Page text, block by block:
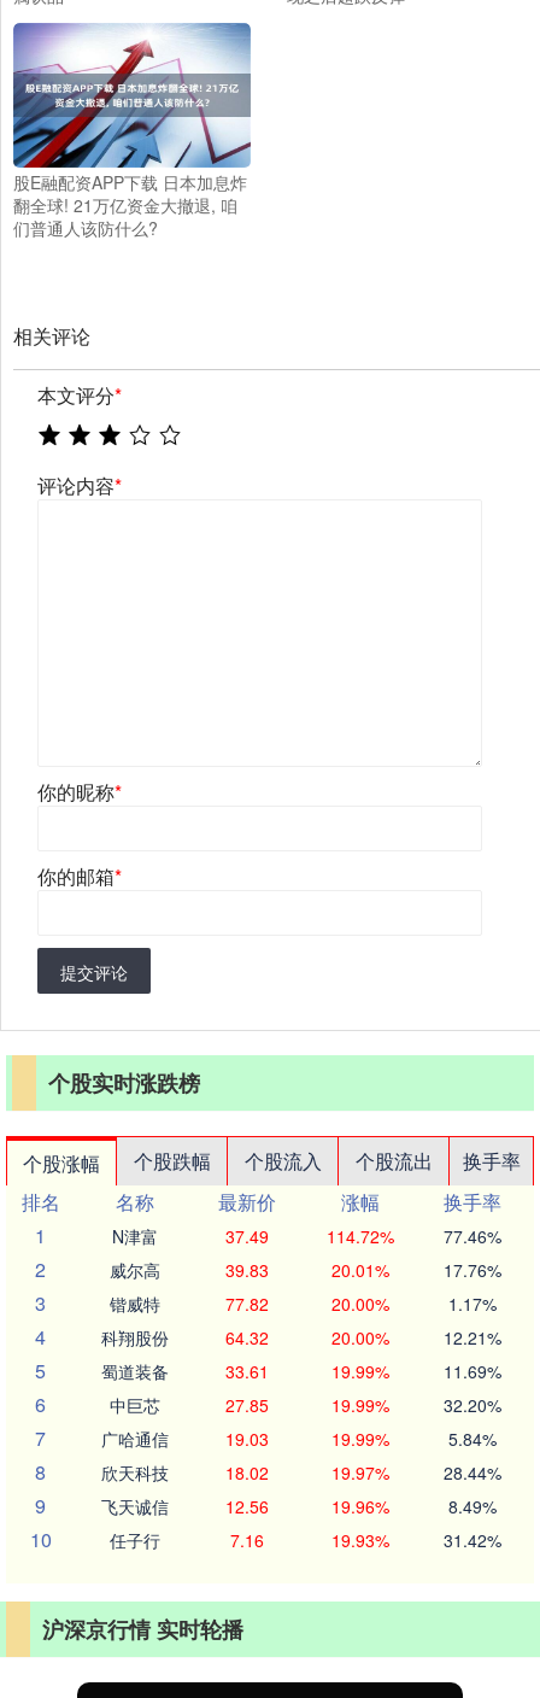
股E融配资APP下载 日本加息炸
翻全球! 21万亿资金大撤退, 咱
们普通人该防什么?
相关评论
本文评分*
评论内容*
你的昵称*
你的邮箱*
提交评论
个股实时涨跌榜
个股涨幅 个股跌幅 个股流入 个股流出
换手率
排名
名称 最新价 涨幅
换手率
1
N津富 37.49 114.72% 77.46%
2 威尔高 39.83 20.01% 17.76%
3 锴威特 77.82 20.00% 1.17%
4 科翔股份 64.32 20.00% 12.21%
5 蜀道装备 33.61 19.99% 11.69%
6 中巨芯 27.85 19.99% 32.20%
7 广哈通信 19.03 19.99% 5.84%
8 欣天科技 18.02 19.97% 28.44%
9 飞天诚信 12.56 19.96% 8.49%
10 任子行 7.16 19.93% 31.42%
沪深京行情 实时轮播